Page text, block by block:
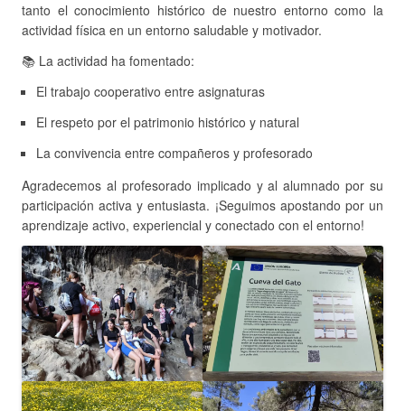
tanto el conocimiento histórico de nuestro entorno como la
actividad física en un entorno saludable y motivador.
📚 La actividad ha fomentado:
El trabajo cooperativo entre asignaturas
El respeto por el patrimonio histórico y natural
La convivencia entre compañeros y profesorado
Agradecemos al profesorado implicado y al alumnado por su
participación activa y entusiasta. ¡Seguimos apostando por un
aprendizaje activo, experiencial y conectado con el entorno!